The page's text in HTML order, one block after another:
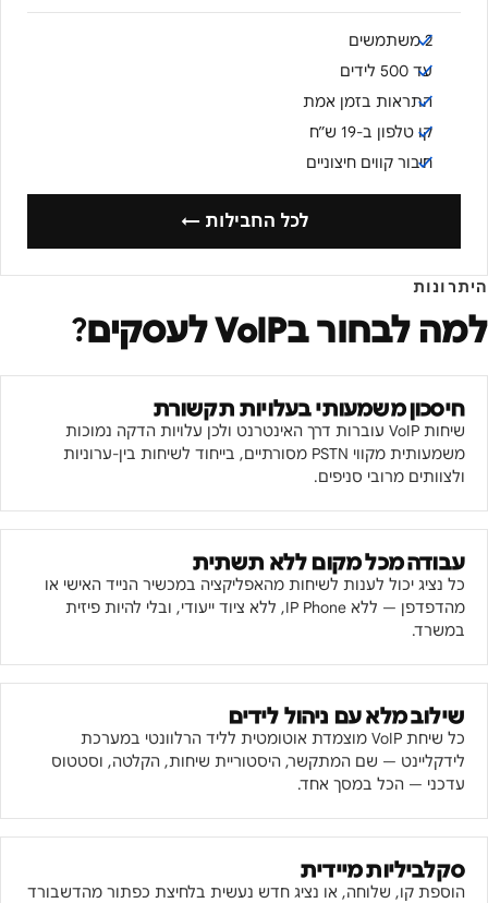
2 משתמשים
עד 500 לידים
התראות בזמן אמת
קו טלפון ב-19 ש״ח
חיבור קווים חיצוניים
לכל החבילות ←
היתרונות
למה לבחור בVoIP לעסקים ?
חיסכון משמעותי בעלויות תקשורת
שיחות VoIP עוברות דרך האינטרנט ולכן עלויות הדקה נמוכות
משמעותית מקווי PSTN מסורתיים, בייחוד לשיחות בין-ערוניות
ולצוותים מרובי סניפים.
עבודה מכל מקום ללא תשתית
כל נציג יכול לענות לשיחות מהאפליקציה במכשיר הנייד האישי או
מהדפדפן — ללא IP Phone, ללא ציוד ייעודי, ובלי להיות פיזית
במשרד.
שילוב מלא עם ניהול לידים
כל שיחת VoIP מוצמדת אוטומטית לליד הרלוונטי במערכת
לידקליינט — שם המתקשר, היסטוריית שיחות, הקלטה, וסטטוס
עדכני — הכל במסך אחד.
סקלביליות מיידית
הוספת קו, שלוחה, או נציג חדש נעשית בלחיצת כפתור מהדשבורד